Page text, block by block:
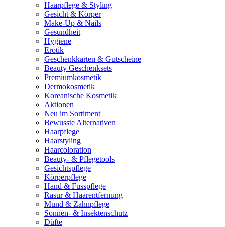
Haarpflege & Styling
Gesicht & Körper
Make-Up & Nails
Gesundheit
Hygiene
Erotik
Geschenkkarten & Gutscheine
Beauty Geschenksets
Premiumkosmetik
Dermokosmetik
Koreanische Kosmetik
Aktionen
Neu im Sortiment
Bewusste Alternativen
Haarpflege
Haarstyling
Haarcoloration
Beauty- & Pflegetools
Gesichtspflege
Körperpflege
Hand & Fusspflege
Rasur & Haarentfernung
Mund & Zahnpflege
Sonnen- & Insektenschutz
Düfte